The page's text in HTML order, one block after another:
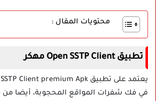
محتويات المقال :
تطبيق Open SSTP Client مهكر
في فك شفرات المواقع المحجوبة، أيضا من